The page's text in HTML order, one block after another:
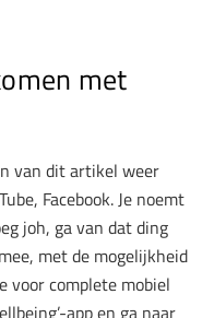
met
van dit artikel weer
Facebook. Je noemt
joh, ga van dat ding
met de mogelijkheid
voor complete mobiel
app en ga naar